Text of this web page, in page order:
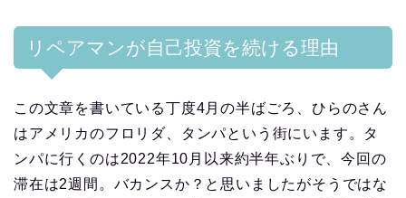
リペアマンが自己投資を続ける理由
この文章を書いている丁度4月の半ばごろ、ひらのさん
はアメリカのフロリダ、タンパという街にいます。タ
ンパに行くのは2022年10月以来約半年ぶりで、今回の
滞在は2週間。バカンスか？と思いましたがそうではな